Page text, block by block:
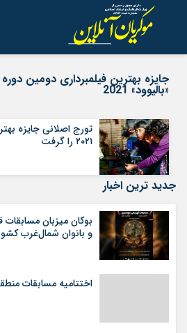
جایزه بهترین فیلمبرداری دومین
«بالیوود» 2021
تورج اصلانى جایزه
۲۰۲۱ را گرفت
جدید ترین اخبار
بوکان میزبان مسابقات
و بانوان شمال‌غرب
اختتامیه مسابقات